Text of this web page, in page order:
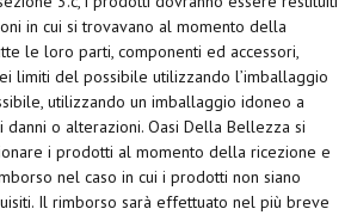
in cui si trovavano al momento della
le loro parti, componenti ed accessori,
limiti del possibile utilizzando l’imballaggio
utilizzando un imballaggio idoneo a
o alterazioni. Oasi Della Bellezza si
i prodotti al momento della ricezione e
nel caso in cui i prodotti non siano
Il rimborso sarà effettuato nel più breve